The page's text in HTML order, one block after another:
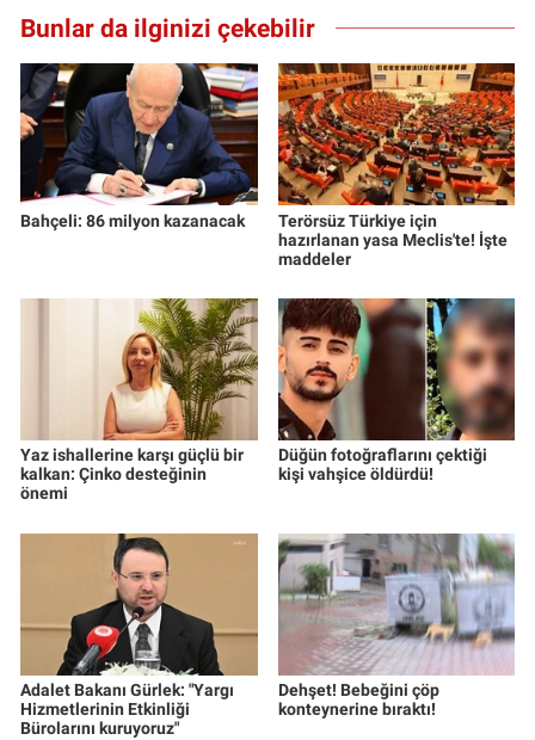
Bunlar da ilginizi çekebilir
Bahçeli: 86 milyon kazanacak
Terörsüz Türkiye için
hazırlanan yasa Meclis'te! İşte
maddeler
Yaz ishallerine karşı güçlü bir
kalkan: Çinko desteğinin
önemi
Düğün fotoğraflarını çektiği
kişi vahşice öldürdü!
Adalet Bakanı Gürlek: "Yargı
Hizmetlerinin Etkinliği
Bürolarını kuruyoruz"
Dehşet! Bebeğini çöp
konteynerine bıraktı!